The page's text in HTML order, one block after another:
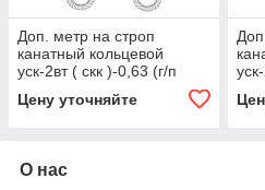
Доп. метр на строп
канатный кольцевой
уск-2вт ( скк )-0,63 (г/п
0,63 тн, мин. длина 1 м)
16, 2000
Цену уточняйте
О нас